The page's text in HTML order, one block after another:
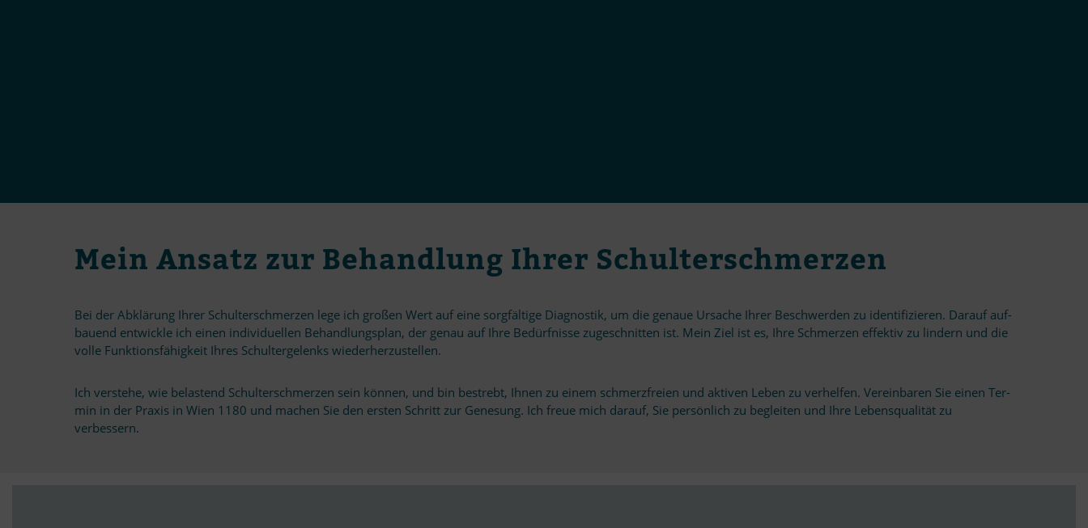
Mein An­satz zur Be­hand­lung Ih­rer Schulterschmerzen
Bei der Ab­klä­rung Ih­rer Schulter­schmerzen lege ich gro­ßen Wert auf eine sorg­fäl­tige Dia­gnos­tik, um die ge­naue Ur­sa­che Ih­rer Be­schwer­den zu iden­ti­fi­zie­ren. Dar­auf auf­
bau­end ent­wickle ich ei­nen individuellen Be­hand­lungs­plan, der ge­nau auf Ihre Be­dürf­nisse zu­ge­schnit­ten ist. Mein Ziel ist es, Ihre Schmer­zen ef­fek­tiv zu lin­dern und die
volle Funk­ti­ons­fä­hig­keit Ih­res Schul­ter­ge­lenks wiederherzustellen.
Ich ver­stehe, wie be­las­tend Schulter­schmerzen sein kön­nen, und bin be­strebt, Ih­nen zu ei­nem schmerz­freien und ak­ti­ven Leben zu ver­hel­fen. Ver­ein­ba­ren Sie ei­nen Ter­
min in der Pra­xis in Wien 1180 und ma­chen Sie den ers­ten Schritt zur Ge­ne­sung. Ich freue mich dar­auf, Sie per­sön­lich zu be­glei­ten und Ihre Le­bens­qua­li­tät zu
verbessern.